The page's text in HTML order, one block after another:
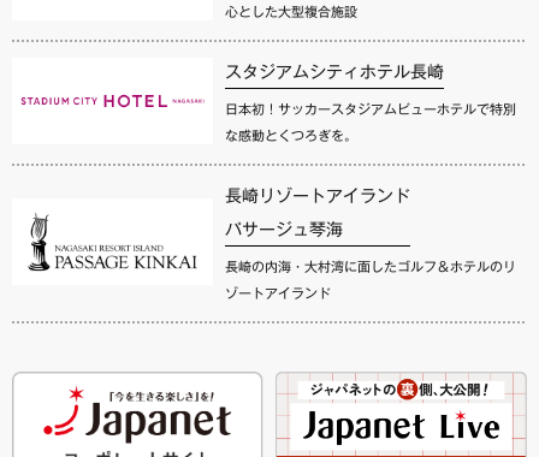
心とした大型複合施設
スタジアムシティホテル長崎
日本初！サッカースタジアムビューホテルで特別
な感動とくつろぎを。
長崎リゾートアイランド
パサージュ琴海
長崎の内海・大村湾に面したゴルフ＆ホテルのリ
ゾートアイランド